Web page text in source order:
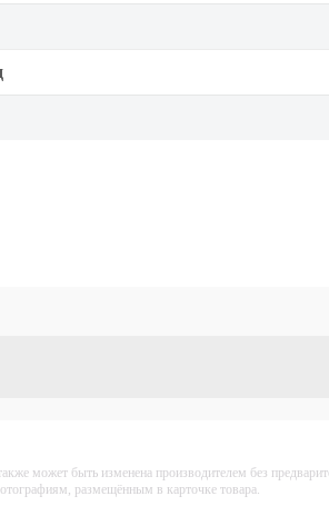
может быть изменена производителем без
размещённым в карточке товара.